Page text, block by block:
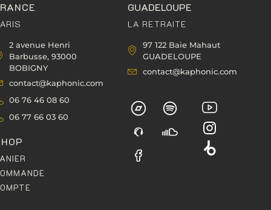
2 avenue Henri
Barbusse, 93000
BOBIGNY
contact@kaphonic.com
06 76 46 08 60
06 77 66 03 60
GUADELOUPE
LA RETRAITE
97 122 Baie Mahaut
GUADELOUPE
contact@kaphonic.com